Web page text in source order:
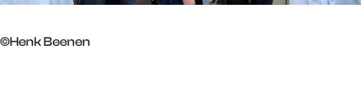
©Henk Beenen